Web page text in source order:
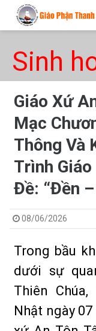
Sinh
Giáo Xứ
Mạc
Thông Và
Trình
Đề: “Đền
08/06/2026
Trong bầu
dưới sự
Thiên
Nhật ngày